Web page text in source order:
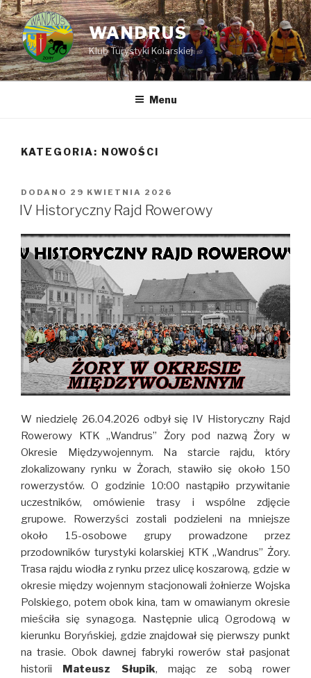
Przejdź
do
treści
WANDRUS
Klub Turystyki Kolarskiej
Menu
KATEGORIA: NOWOŚCI
DODANO OPUBLIKOWANE
29 KWIETNIA 2026
IV Historyczny Rajd Rowerowy
W niedzielę 26.04.2026 odbył się IV Historyczny Rajd
Rowerowy KTK „Wandrus” Żory pod nazwą Żory w
Okresie Międzywojennym. Na starcie rajdu, który
zlokalizowany rynku w Żorach, stawiło się około 150
rowerzystów. O godzinie 10:00 nastąpiło przywitanie
uczestników, omówienie trasy i wspólne zdjęcie
grupowe. Rowerzyści zostali podzieleni na mniejsze
około 15-osobowe grupy prowadzone przez
przodowników turystyki kolarskiej KTK „Wandrus” Żory.
Trasa rajdu wiodła z rynku przez ulicę koszarową, gdzie w
okresie między wojennym stacjonowali żołnierze Wojska
Polskiego, potem obok kina, tam w omawianym okresie
mieściła się synagoga. Następnie ulicą Ogrodową w
kierunku Boryńskiej, gdzie znajdował się pierwszy punkt
na trasie. Obok dawnej fabryki rowerów stał pasjonat
historii Mateusz Słupik, mając ze sobą rower